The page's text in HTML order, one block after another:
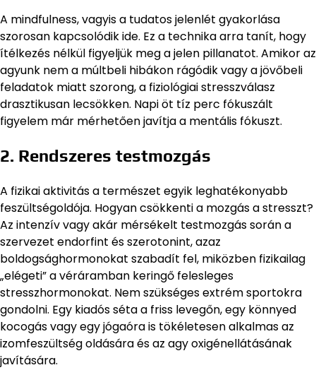
A mindfulness, vagyis a tudatos jelenlét gyakorlása
szorosan kapcsolódik ide. Ez a technika arra tanít, hogy
ítélkezés nélkül figyeljük meg a jelen pillanatot. Amikor az
agyunk nem a múltbeli hibákon rágódik vagy a jövőbeli
feladatok miatt szorong, a fiziológiai stresszválasz
drasztikusan lecsökken. Napi öt tíz perc fókuszált
figyelem már mérhetően javítja a mentális fókuszt.
2. Rendszeres testmozgás
A fizikai aktivitás a természet egyik leghatékonyabb
feszültségoldója. Hogyan csökkenti a mozgás a stresszt?
Az intenzív vagy akár mérsékelt testmozgás során a
szervezet endorfint és szerotonint, azaz
boldogsághormonokat szabadít fel, miközben fizikailag
„elégeti” a véráramban keringő felesleges
stresszhormonokat. Nem szükséges extrém sportokra
gondolni. Egy kiadós séta a friss levegőn, egy könnyed
kocogás vagy egy jógaóra is tökéletesen alkalmas az
izomfeszültség oldására és az agy oxigénellátásának
javítására.